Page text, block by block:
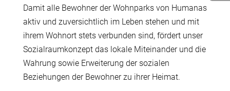
Damit alle Bewohner der Wohnparks von Humanas
aktiv und zuversichtlich im Leben stehen und mit
ihrem Wohnort stets verbunden sind, fördert unser
Sozialraumkonzept das lokale Miteinander und die
Wahrung sowie Erweiterung der sozialen
Beziehungen der Bewohner zu ihrer Heimat.